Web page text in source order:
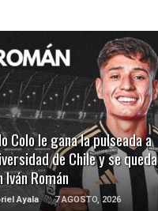
Colo le gana la pulseada a
de Chile y se queda
Iván Román
Ayala 7 AGOSTO, 2026
LEER MÁS